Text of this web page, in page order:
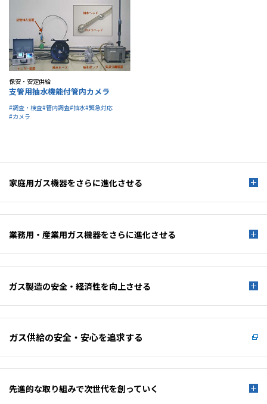
IR情報
採用情報
プレスリリース
保安・安定供給
支管用抽水機能付管内カメラ
#調査・検査#管内調査#抽水#緊急対応
#カメラ
家庭用ガス機器をさらに進化させる
業務用・産業用ガス機器をさらに進化させる
ガス製造の安全・経済性を向上させる
ガス供給の安全・安心を追求する
先進的な取り組みで次世代を創っていく